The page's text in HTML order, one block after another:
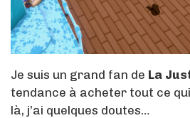
Je suis un grand fan de La
tendance à acheter tout ce
là, j’ai quelques doutes…